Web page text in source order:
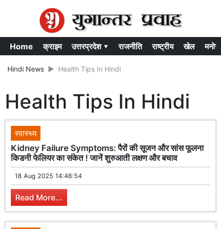
Home क्राइम उत्तरप्रदेश ▾ राजनीति राष्ट्रीय खेल
Hindi News Health Tips In Hindi
Health Tips In Hindi
स्वास्थ्य
Kidney Failure Symptoms: पैरों की सूजन और सांस फूलना
किडनी फेलियर का संकेत ! जानें शुरुआती लक्षण और बचाव
18 Aug 2025 14:48:54
Read More...